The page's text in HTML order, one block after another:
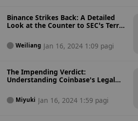
Binance Strikes Back: A Detailed
Look at the Counter to SEC’s Terra
Weiliang Jan 16, 2024 1:09 pagi
The Impending Verdict:
Understanding Coinbase's Legal
Implications
Miyuki Jan 16, 2024 1:59 pagi